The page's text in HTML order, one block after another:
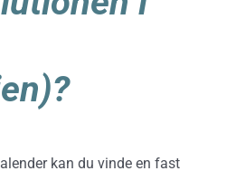
kan du vinde en fast